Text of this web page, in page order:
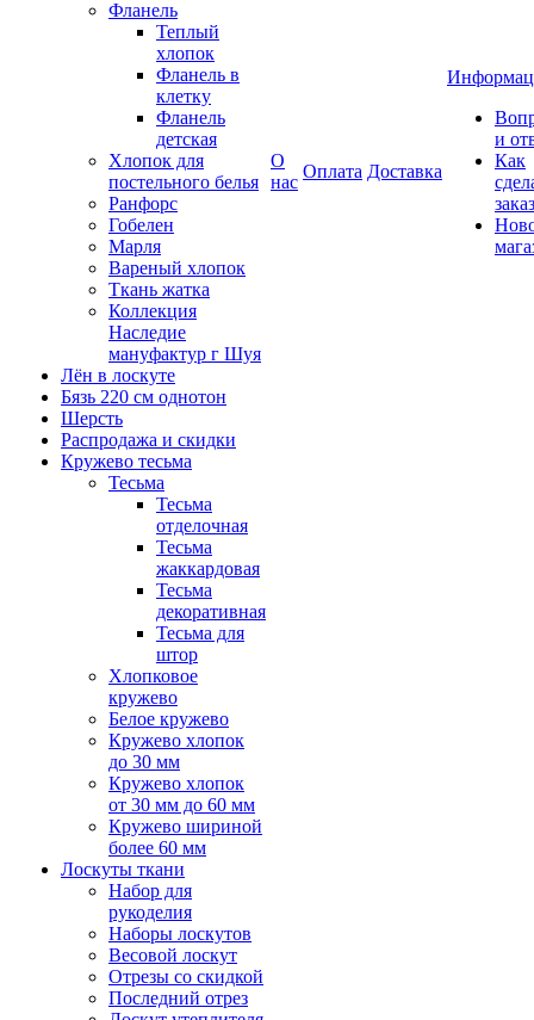
Фланель
Теплый
хлопок
Фланель в
клетку
Фланель
детская
Хлопок для
постельного белья
Ранфорс
Гобелен
Марля
Вареный хлопок
Ткань жатка
Коллекция
Наследие
мануфактур г Шуя
Лён в лоскуте
Бязь 220 см однотон
Шерсть
Распродажа и скидки
Кружево тесьма
Тесьма
Тесьма
отделочная
Тесьма
жаккардовая
Тесьма
декоративная
Тесьма для
штор
Хлопковое
кружево
Белое кружево
Кружево хлопок
до 30 мм
Кружево хлопок
от 30 мм до 60 мм
Кружево шириной
более 60 мм
Лоскуты ткани
Набор для
рукоделия
Наборы лоскутов
Весовой лоскут
Отрезы со скидкой
Последний отрез
О
нас
Оплата Доставка
и
Как
заказ